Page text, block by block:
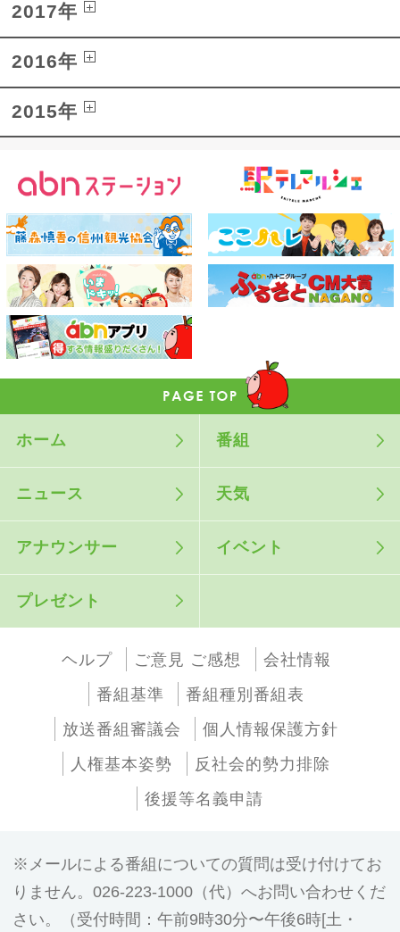
2017年
2016年
2015年
ホーム 番組
ニュース 天気
アナウンサー イベント
プレゼント
ヘルプ ご意見 ご感想
会社情報
番組基準
番組種別番組表
放送番組審議会
個人情報保護方針
人権基本姿勢
反社会的勢力排除
後援等名義申請
メールによる番組についての質問は受け付けてお
りません。026-223-1000（代）へお問い合わせくだ
さい。（受付時間：午前9時30分〜午後6時[土・